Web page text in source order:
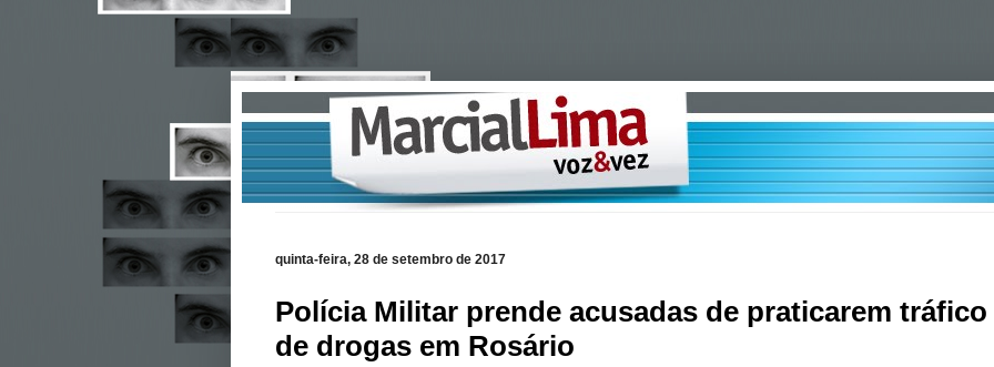
quinta-feira, 28 de setembro de 2017
Polícia Militar prende acusadas de praticarem tráfico
de drogas em Rosário